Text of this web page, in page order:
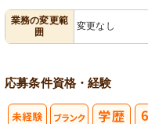
業務の変更範
囲
変更なし
応募条件資格・経験